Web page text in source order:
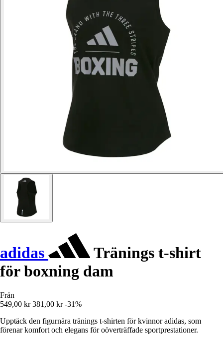
adidas
Tränings t-shirt
för boxning dam
Från
549,00 kr 381,00 kr -31%
Upptäck den figurnära tränings t-shirten för kvinnor adidas, som
förenar komfort och elegans för oöverträffade sportprestationer.